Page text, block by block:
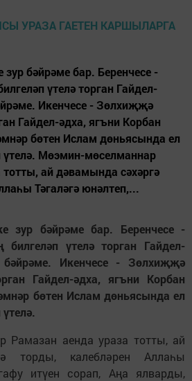
бәйрәме бар. Беренчесе -
үтелә торган Гайдел-
Икенчесе - Зөлхиҗҗә
Гайдел-әдха, ягъни Корбан
бөтен Ислам дөньясында ел
үтелә. Мөэмин-мөселманнар
ай дәвамында сәхәргә
Тәгаләгә юнәлтеп,...
зур бәйрәме бар. Беренчесе -
үтелә торган Гайдел-
Икенчесе - Зөлхиҗҗә
Гайдел-әдха, ягъни Корбан
бөтен Ислам дөньясында ел
Рамазан аенда ураза тотты, ай
торды, калебләрен Аллаһы
итүен сорап, Аңа ялварды,